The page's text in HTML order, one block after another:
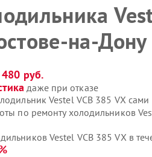
на-Дону
480 руб.
даже при отказе
Vestel VCB 385 VX сами
по ремонту холодильников
Vestel VCB 385 VX в